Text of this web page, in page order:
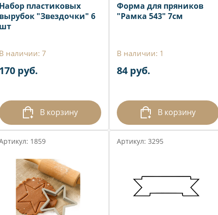
пластиковых
"Звездочки" 6
наличии: 7
руб.
В корзину
Форма для пряников
"Рамка 543" 7см
В наличии: 1
84 руб.
В корзину
1859 Артикул: 3295